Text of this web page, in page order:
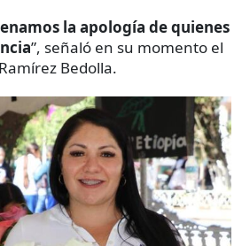
la apología de quienes
”, señaló en su momento el
Bedolla.